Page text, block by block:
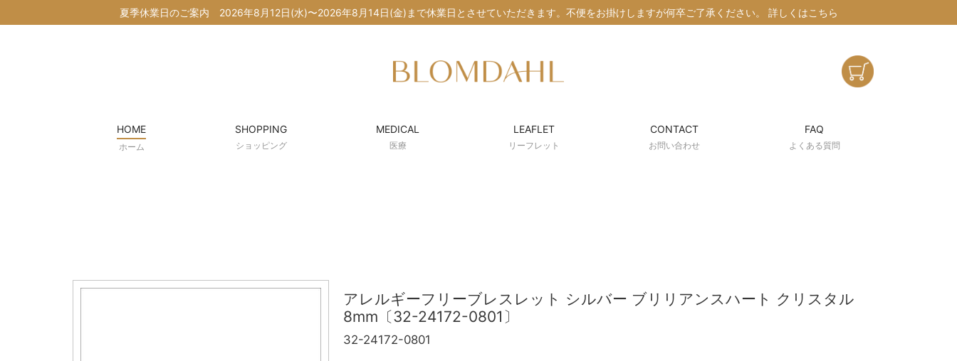
夏季休業日のご案内 2026年8月12日(水)〜2026年8月14日(金)まで休業日とさせていただきます。不便をお掛けしますが何卒ご了承ください。 詳しくはこちら
HOME
ホーム
SHOPPING
ショッピング
MEDICAL
医療
LEAFLET
リーフレット
CONTACT
お問い合わせ
FAQ
よくある質問
アレルギーフリーブレスレット シルバー ブリリアンスハート クリスタル
8mm〔32-24172-0801〕
32-24172-0801